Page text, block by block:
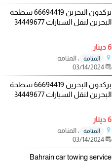
بركدون البحرين 66694419 سطحة
البحرين لنقل السيارات 34449677
6 دينار
المنامة
، المنامه
03/14/2024
بركدون البحرين 66694419 سطحة
البحرين لنقل السيارات 34449677
6 دينار
المنامة
، المنامه
03/14/2024
Bahrain car towing service